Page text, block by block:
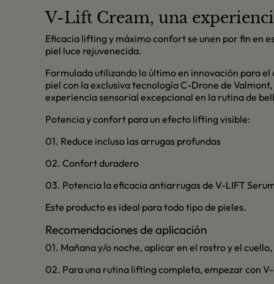
V-Lift Cream, una
Eficacia lifting y máximo confort se unen por fin en
piel luce rejuvenecida.
Formulada utilizando lo último en innovación para
piel con la exclusiva tecnología C-Drone de
experiencia sensorial excepcional en la rutina de
Potencia y confort para un efecto lifting visible:
01. Reduce incluso las arrugas profundas
02. Confort duradero
03. Potencia la eficacia antiarrugas de V-LIFT
Este producto es ideal para todo tipo de pieles.
Recomendaciones de aplicación
01. Mañana y/o noche, aplicar en el rostro y el
02. Para una rutina lifting completa, empezar con